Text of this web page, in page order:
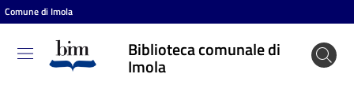
Vai al contenuto
Vai alla navigazione
Vai al footer
Comune di Imola
Biblioteca comunale di
Imola
Biblioteca
comunale